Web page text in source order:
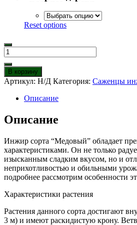
Reset options
Количество
товара
Инжир
Медовый
В корзину
Артикул: Н/Д Категория: Саженцы
Описание
Описание
Инжир сорта “Медовый” обладает
характеристиками. Он не только
изысканным сладким вкусом, но и
неприхотливостью и обильными
подробнее рассмотрим особенности
Характеристики растения
Растения данного сорта достигают
3 м) и имеют раскидистую крону.